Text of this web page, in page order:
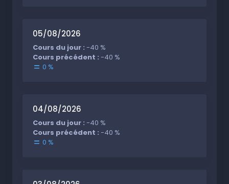
05/08/2026
Cours du jour : -40 %
Cours précédent : -40 %
0 %
04/08/2026
Cours du jour : -40 %
Cours précédent : -40 %
0 %